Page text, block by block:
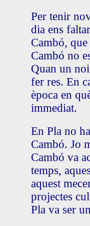
Per tenir
dia ens
Cambó,
Cambó no
Quan un
fer res. En
època en
immediat.
En Pla no
Cambó. Jo
Cambó va
temps,
aquest
projectes
Pla va ser